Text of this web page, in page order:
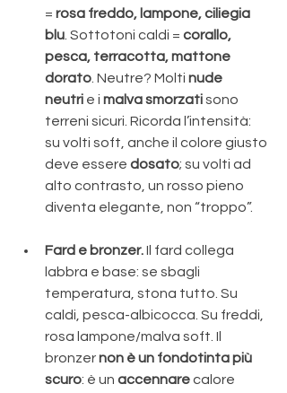
= rosa freddo, lampone, ciliegia
blu. Sottotoni caldi = corallo,
pesca, terracotta, mattone
dorato. Neutre? Molti nude
neutri e i malva smorzati sono
terreni sicuri. Ricorda l’intensità:
su volti soft, anche il colore giusto
deve essere dosato; su volti ad
alto contrasto, un rosso pieno
diventa elegante, non “troppo”.
Fard e bronzer. Il fard collega
labbra e base: se sbagli
temperatura, stona tutto. Su
caldi, pesca-albicocca. Su freddi,
rosa lampone/malva soft. Il
bronzer non è un fondotinta più
scuro: è un accennare calore